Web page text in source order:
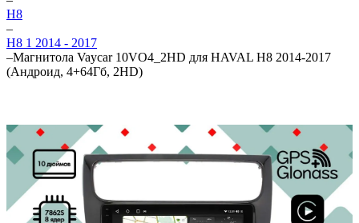
H8
–
H8 1 2014 - 2017
–Магнитола Vaycar 10VO4_2HD для HAVAL H8 2014-2017
(Андроид, 4+64Гб, 2HD)